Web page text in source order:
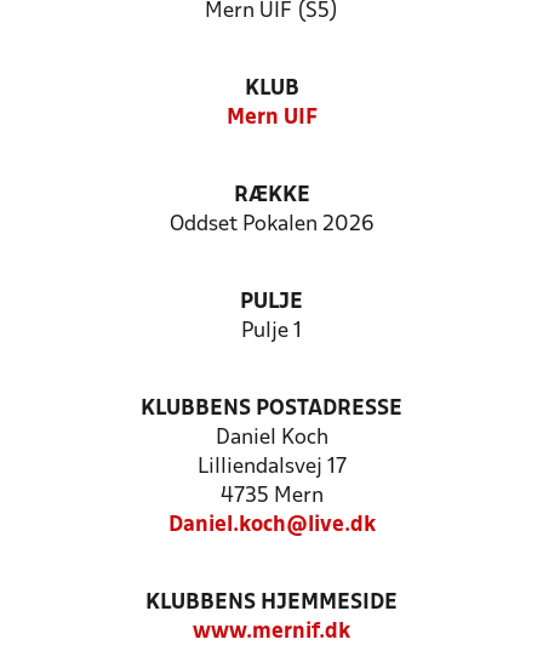
Mern UIF (S5)
KLUB
Mern UIF
RÆKKE
Oddset Pokalen 2026
PULJE
Pulje 1
KLUBBENS POSTADRESSE
Daniel Koch
Lilliendalsvej 17
4735 Mern
Daniel.koch@live.dk
KLUBBENS HJEMMESIDE
www.mernif.dk